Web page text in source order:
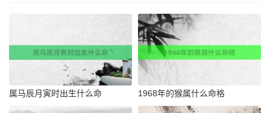
属马辰月寅时出生什么命 1968年的猴属什么命格